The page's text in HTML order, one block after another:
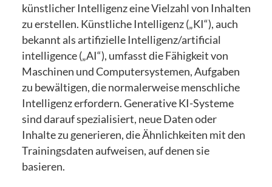
künstlicher Intelligenz eine Vielzahl von Inhalten
zu erstellen. Künstliche Intelligenz („KI“), auch
bekannt als artifizielle Intelligenz/artificial
intelligence („AI“), umfasst die Fähigkeit von
Maschinen und Computersystemen, Aufgaben
zu bewältigen, die normalerweise menschliche
Intelligenz erfordern. Generative KI-Systeme
sind darauf spezialisiert, neue Daten oder
Inhalte zu generieren, die Ähnlichkeiten mit den
Trainingsdaten aufweisen, auf denen sie
basieren.